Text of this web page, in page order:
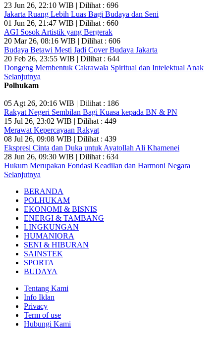
23 Jun 26, 22:10 WIB | Dilihat : 696
Jakarta Ruang Lebih Luas Bagi Budaya dan Seni
01 Jun 26, 21:47 WIB | Dilihat : 660
AGI Sosok Artistik yang Bergerak
20 Mar 26, 08:16 WIB | Dilihat : 606
Budaya Betawi Mesti Jadi Cover Budaya Jakarta
20 Feb 26, 23:55 WIB | Dilihat : 644
Dongeng Membentuk Cakrawala Spiritual dan Intelektual Anak
Selanjutnya
Polhukam
05 Agt 26, 20:16 WIB | Dilihat : 186
Rakyat Negeri Sembilan Bagi Kuasa kepada BN & PN
15 Jul 26, 23:02 WIB | Dilihat : 449
Merawat Kepercayaan Rakyat
08 Jul 26, 09:08 WIB | Dilihat : 439
Ekspresi Cinta dan Duka untuk Ayatollah Ali Khamenei
28 Jun 26, 09:30 WIB | Dilihat : 634
Hukum Merupakan Fondasi Keadilan dan Harmoni Negara
Selanjutnya
BERANDA
POLHUKAM
EKONOMI & BISNIS
ENERGI & TAMBANG
LINGKUNGAN
HUMANIORA
SENI & HIBURAN
SAINSTEK
SPORTA
BUDAYA
Tentang Kami
Info Iklan
Privacy
Term of use
Hubungi Kami